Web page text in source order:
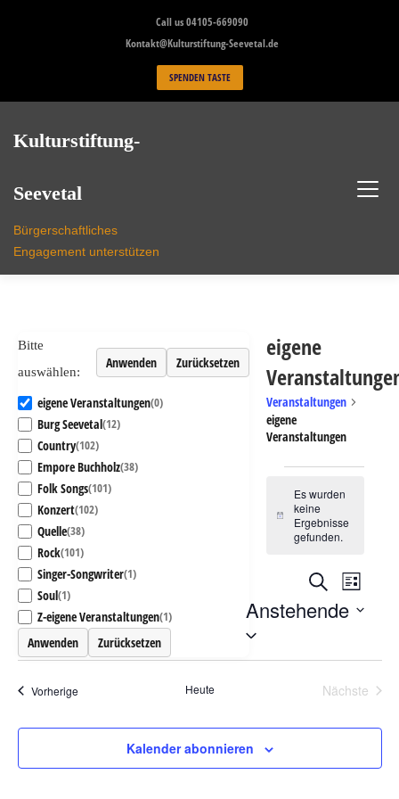
Call us 04105-669090
Kontakt@Kulturstiftung-Seevetal.de
SPENDEN TASTE
Kulturstiftung-
Seevetal
Bürgerschaftliches
Engagement unterstützen
Bitte
auswählen:
Anwenden Zurücksetzen
eigene Veranstaltungen(0)
Burg Seevetal(12)
Country(102)
Empore Buchholz(38)
Folk Songs(101)
Konzert(102)
Quelle(38)
Rock(101)
Singer-Songwriter(1)
Soul(1)
Z-eigene Veranstaltungen(1)
Anwenden Zurücksetzen
eigene
Veranstaltungen
eigene
Veranstaltungen
Hinweis
Es wurden
keine
Ergebnisse
gefunden.
Ansichten,
Suche Liste
Anstehende
Datum
VorherigeVeranstaltungen Heute
Nächste
Kalender abonnieren